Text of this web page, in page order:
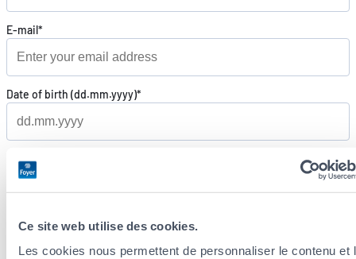
Ce site web utilise des cookies.
Les cookies nous permettent de personnaliser le contenu et
E-mail*
Date of birth (dd.mm.yyyy)*
Zip code*
Telephone number*
Prefix